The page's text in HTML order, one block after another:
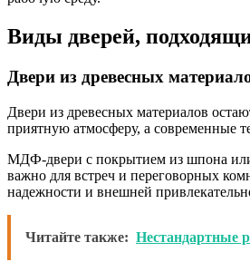
Виды дверей,
Двери из древесных
Двери из древесных материалов
приятную атмосферу, а современные
МДФ-двери с покрытием из шпона
важно для встреч и переговорных
надежности и внешней
Читайте также: Нестандартные